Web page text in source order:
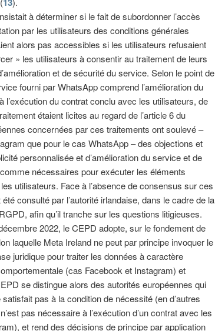
à déterminer si le fait de subordonner l’accès
par les utilisateurs des conditions générales
alors pas accessibles si les utilisateurs refusaient
» les utilisateurs à consentir au traitement de leurs
et de sécurité du service. Selon le point de
fourni par WhatsApp comprend l’amélioration du
du contrat conclu avec les utilisateurs, de
étaient licites au regard de l’article 6 du
concernées par ces traitements ont soulevé –
que pour le cas WhatsApp – des objections et
personnalisée et d’amélioration du service et de
nécessaires pour exécuter les éléments
utilisateurs. Face à l’absence de consensus sur ces
consulté par l’autorité irlandaise, dans le cadre de la
afin qu’il tranche sur les questions litigieuses.
2022, le CEPD adopte, sur le fondement de
laquelle Meta Ireland ne peut par principe invoquer le
juridique pour traiter les données à caractère
(cas Facebook et Instagram) et
se distingue alors des autorités européennes qui
pas à la condition de nécessité (en d’autres
pas nécessaire à l’exécution d’un contrat avec les
et rend des décisions de principe par application